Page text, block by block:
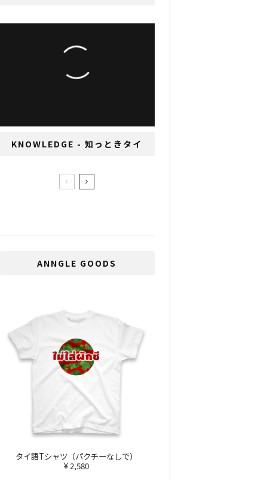
2008年にミャンマー進
代表取締役・グループ示
KNOWLEDGE - 知っときタイ
ANNGLE GOODS
タイ語Tシャツ（パクチーなしで）
¥ 2,580